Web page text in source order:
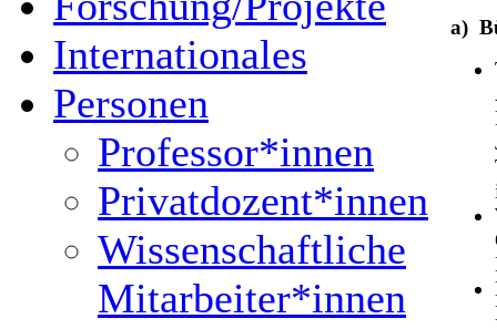
Internationales
Personen
Professor*innen
Privatdozent*innen
Wissenschaftliche
Mitarbeiter*innen
a)